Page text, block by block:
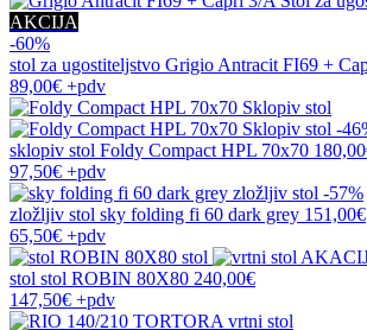
AKCIJA
-60%
stol za ugostiteljstvo Grigio Antracit FI69 +
89,00€ +pdv
-
sklopiv stol Foldy Compact HPL 70x70
97,50€ +pdv
-57%
zložljiv stol sky folding fi 60 dark grey 151,00€
65,50€ +pdv
stol stol ROBIN 80X80 240,00€
147,50€ +pdv